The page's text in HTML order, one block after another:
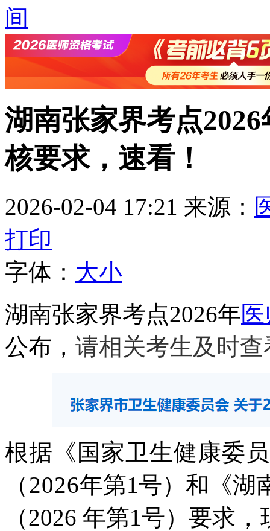
间
湖南张家界考点
核要求，速看！
2026-02-04 17:21 来源：
打印
字体： 大小
湖南张家界考点2026年
公布， 请相关考生及时
根据《国家卫生健康委
（2026年第1号）和《湖
（2026 年第1号）要求，